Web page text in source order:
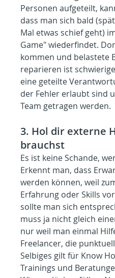
Personen aufgeteilt,
dass man sich bald
Mal etwas schief geht)
Game" wiederfindet.
kommen und belastete
reparieren ist
eine geteilte
der Fehler erlaubt sind
Team getragen werden.
3. Hol dir externe
brauchst
Es ist keine Schande,
Erkennt man, dass
werden können, weil
Erfahrung oder Skills
sollte man sich
muss ja nicht gleich
nur weil man einmal
Freelancer, die
Selbiges gilt für Know
Trainings und